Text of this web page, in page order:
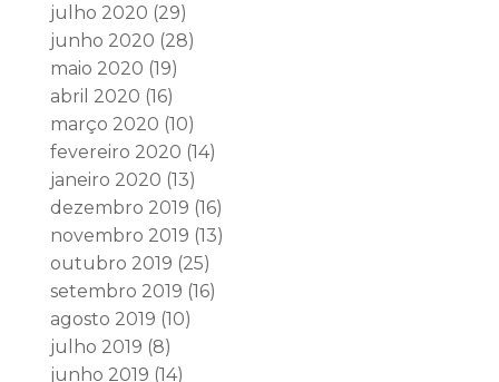
julho 2020 (29)
junho 2020 (28)
maio 2020 (19)
abril 2020 (16)
março 2020 (10)
fevereiro 2020 (14)
janeiro 2020 (13)
dezembro 2019 (16)
novembro 2019 (13)
outubro 2019 (25)
setembro 2019 (16)
agosto 2019 (10)
julho 2019 (8)
junho 2019 (14)